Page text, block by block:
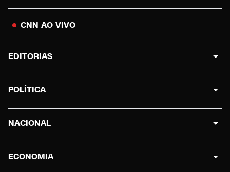
CNN AO VIVO
EDITORIAS
POLÍTICA
NACIONAL
ECONOMIA